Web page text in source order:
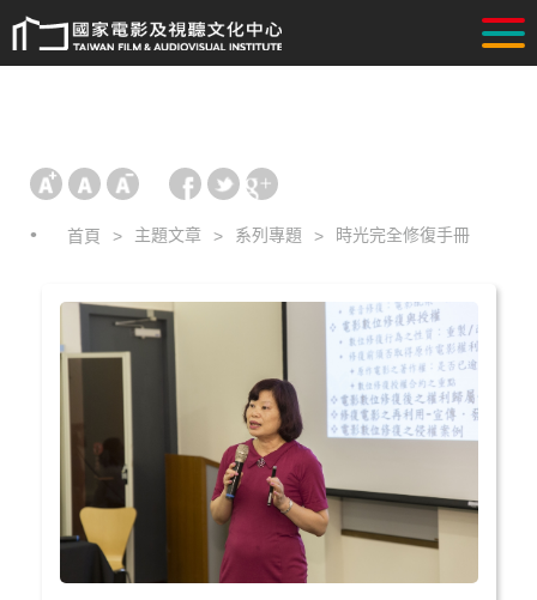
首頁 主題文章 系列專題 時光完全修復手冊